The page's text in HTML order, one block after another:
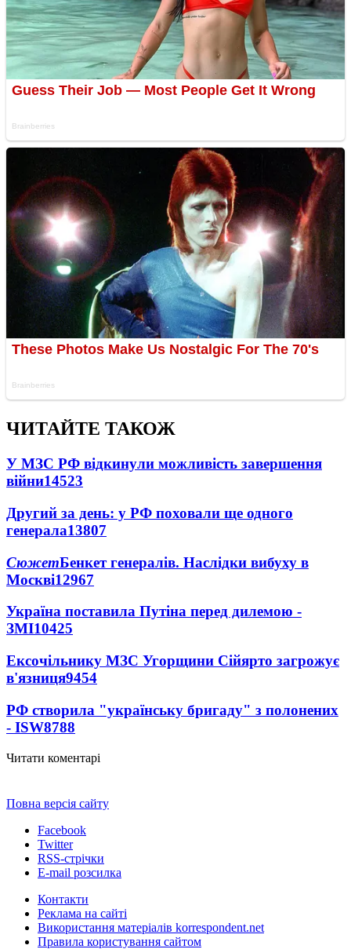
ЧИТАЙТЕ ТАКОЖ
У МЗС РФ відкинули можливість завершення
війни14523
Другий за день: у РФ поховали ще одного
генерала13807
СюжетБенкет генералів. Наслідки вибуху в
Москві12967
Україна поставила Путіна перед дилемою -
ЗМІ10425
Ексочільнику МЗС Угорщини Сійярто загрожує
в'язниця9454
РФ створила "українську бригаду" з полонених
- ISW8788
Читати коментарі
Повна версія сайту
Facebook
Twitter
RSS-стрічки
E-mail розсилка
Контакти
Реклама на сайті
Використання матеріалів korrespondent.net
Правила користування сайтом